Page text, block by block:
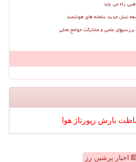
راه می یابد
نسل جدید سامانه های هوشمند
علمی و مشارکت جوامع محلی
بارش رپورتاژ هوا
اخبار پرشین رز